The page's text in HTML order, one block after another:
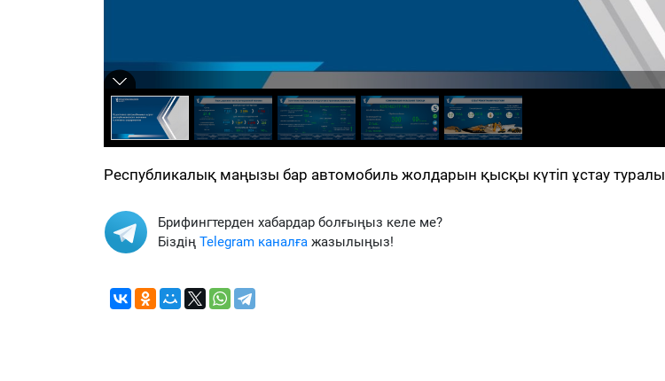
Республикалық маңызы бар автомобиль жолдарын қысқы күтіп ұстау туралы
Брифингтерден хабардар болғыңыз келе ме?
Біздің Telegram каналға жазылыңыз!